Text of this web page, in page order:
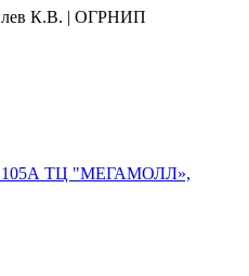
К.В. | ОГРНИП
105А ТЦ "МЕГАМОЛЛ»,